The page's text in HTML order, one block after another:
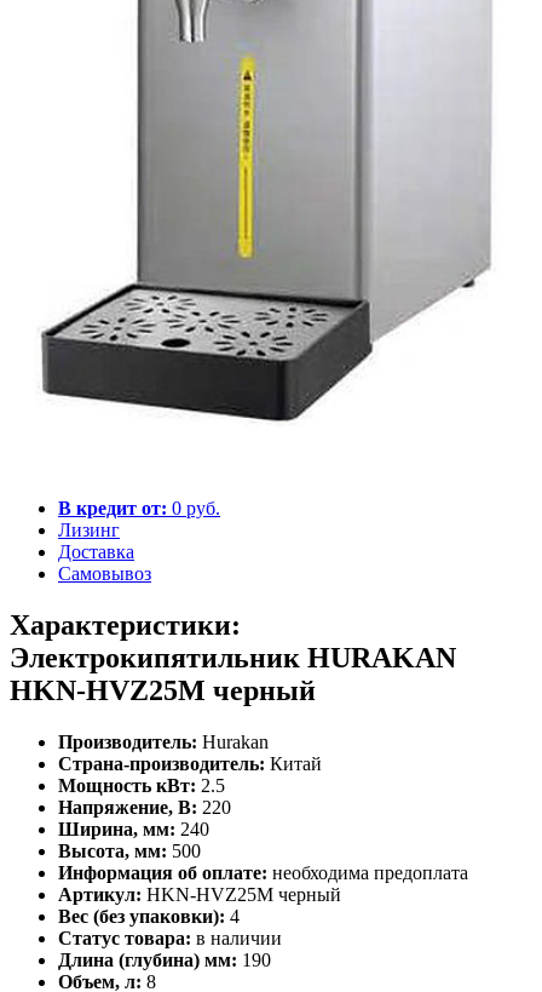
В кредит от: 0 руб.
Лизинг
Доставка
Самовывоз
Характеристики:
Электрокипятильник HURAKAN
HKN-HVZ25M черный
Производитель: Hurakan
Страна-производитель: Китай
Мощность кВт: 2.5
Напряжение, В: 220
Ширина, мм: 240
Высота, мм: 500
Информация об оплате: необходима предоплата
Артикул: HKN-HVZ25M черный
Вес (без упаковки): 4
Статус товара: в наличии
Длина (глубина) мм: 190
Объем, л: 8